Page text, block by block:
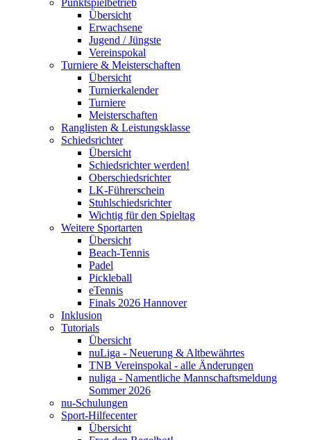
Punktspielbetrieb
Übersicht
Erwachsene
Jugend / Jüngste
Vereinspokal
Turniere & Meisterschaften
Übersicht
Turnierkalender
Turniere
Meisterschaften
Ranglisten & Leistungsklasse
Schiedsrichter
Übersicht
Schiedsrichter werden!
Oberschiedsrichter
LK-Führerschein
Stuhlschiedsrichter
Wichtig für den Spieltag
Weitere Sportarten
Übersicht
Beach-Tennis
Padel
Pickleball
eTennis
Finals 2026 Hannover
Inklusion
Tutorials
Übersicht
nuLiga - Neuerung & Altbewährtes
TNB Vereinspokal - alle Änderungen
nuliga - Namentliche Mannschaftsmeldung
Sommer 2026
nu-Schulungen
Sport-Hilfecenter
Übersicht